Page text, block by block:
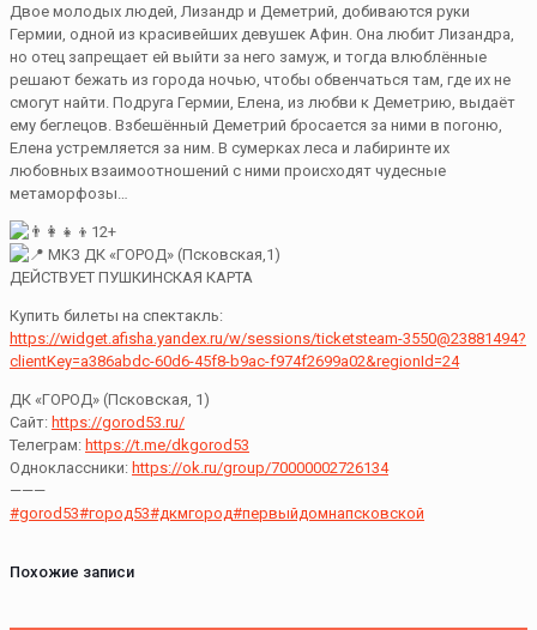
Двое молодых людей, Лизандр и Деметрий, добиваются руки
Гермии, одной из красивейших девушек Афин. Она любит Лизандра,
но отец запрещает ей выйти за него замуж, и тогда влюблённые
решают бежать из города ночью, чтобы обвенчаться там, где их не
смогут найти. Подруга Гермии, Елена, из любви к Деметрию, выдаёт
ему беглецов. Взбешённый Деметрий бросается за ними в погоню,
Елена устремляется за ним. В сумерках леса и лабиринте их
любовных взаимоотношений с ними происходят чудесные
метаморфозы…
12+
МКЗ ДК «ГОРОД» (Псковская,1)
ДЕЙСТВУЕТ ПУШКИНСКАЯ КАРТА
Купить билеты на спектакль:
https://widget.afisha.yandex.ru/w/sessions/ticketsteam-3550@23881494?
clientKey=a386abdc-60d6-45f8-b9ac-f974f2699a02&regionId=24
ДК «ГОРОД» (Псковская, 1)
Сайт: https://gorod53.ru/
Телеграм: https://t.me/dkgorod53
Одноклассники: https://ok.ru/group/70000002726134
———
#gorod53#город53#дкмгород#первыйдомнапсковской
Похожие записи